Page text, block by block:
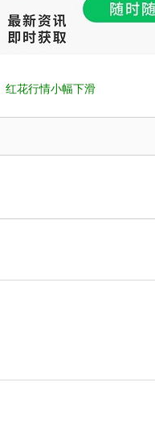
红花行情小幅下滑